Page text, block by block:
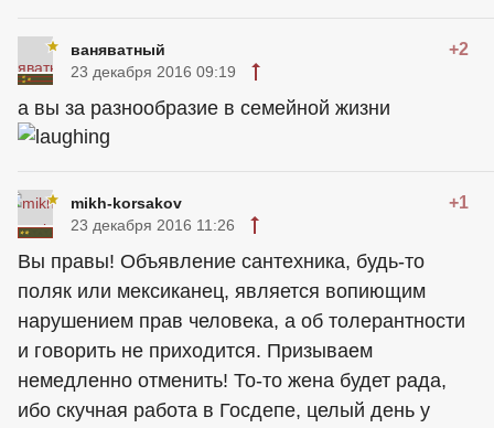
ваняватный +2
23 декабря 2016 09:19
а вы за разнообразие в семейной жизни
mikh-korsakov +1
23 декабря 2016 11:26
Вы правы! Объявление сантехника, будь-то
поляк или мексиканец, является вопиющим
нарушением прав человека, а об толерантности
и говорить не приходится. Призываем
немедленно отменить! То-то жена будет рада,
ибо скучная работа в Госдепе, целый день у